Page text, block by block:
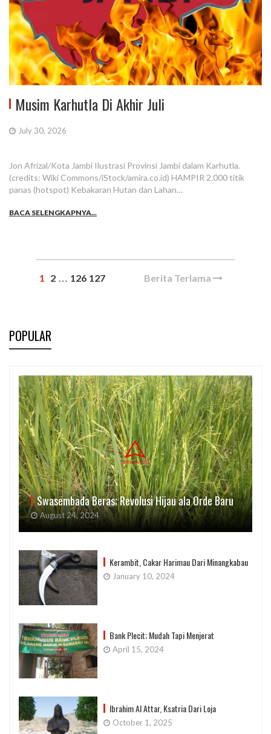
Musim Karhutla Di Akhir Juli
July 30, 2026
Jon Afrizal/Kota Jambi Ilustrasi Provinsi Jambi dalam Karhutla.
(credits: Wiki Commons/iStock/amira.co.id) HAMPIR 2.000 titik
panas (hotspot) Kebakaran Hutan dan Lahan…
BACA SELENGKAPNYA...
1 2 … 126 127 Berita Terlama
POPULAR
Swasembada Beras; Revolusi Hijau ala Orde Baru
August 24, 2024
Kerambit, Cakar Harimau Dari Minangkabau
January 10, 2024
Bank Plecit; Mudah Tapi Menjerat
April 15, 2024
Ibrahim Al Attar, Ksatria Dari Loja
October 1, 2025